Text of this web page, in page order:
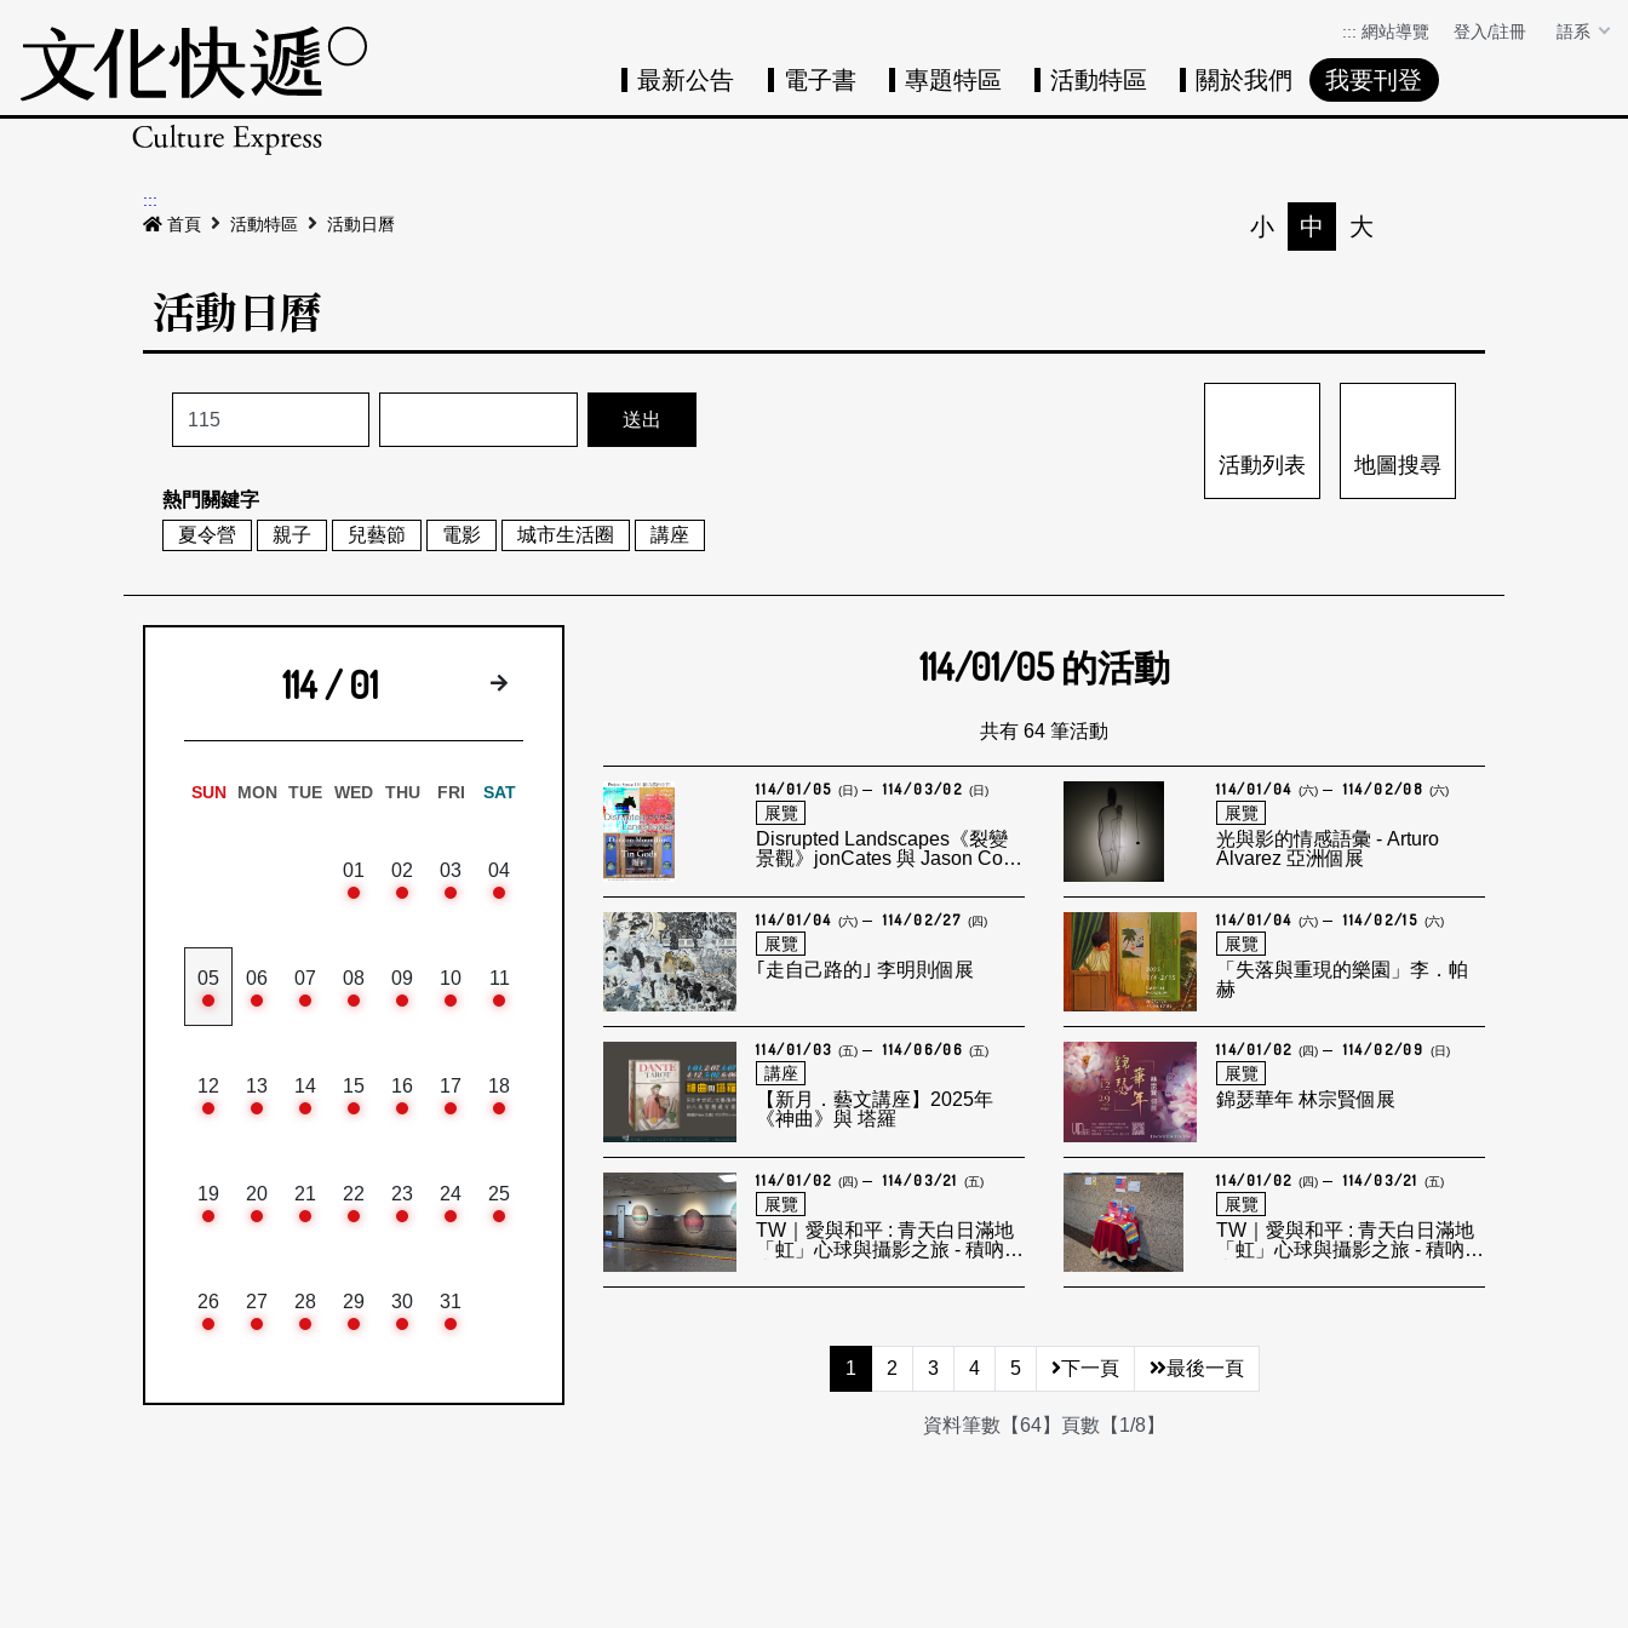
::: 網站導覽 登入/註冊 語系
最新公告 電子書 專題特區 活動特區 關於我們 我要刊登
:::
首頁
活動特區 活動日曆 小 中 大
活動日曆
熱門關鍵字
夏令營
親子 兒藝節 電影 城市生活圈 講座
活動列表 地圖搜尋
114 / 01 下個月
SUN MON TUE WED THU FRI SAT
01 02 03 04
05 06 07 08 09 10 11
12 13 14 15 16 17 18
19 20 21 22 23 24 25
26 27 28 29 30 31
114/01/05的活動
共有 64 筆活動
114/01/05 (日) 114/03/02 (日)
展覽
Disrupted Landscapes《裂變
景觀》jonCates 與 Jason Cole
show；Tin Gods《錫神》
Duncan Mountford個展 Solo
show
114/01/04 (六) 114/02/08 (六)
展覽
光與影的情感語彙 - Arturo
Álvarez 亞洲個展
114/01/04 (六) 114/02/27 (四)
展覽
｢走自己路的｣ 李明則個展
114/01/04 (六) 114/02/15 (六)
展覽
「失落與重現的樂園」李．帕
赫
114/01/03 (五) 114/06/06 (五)
講座
【新月．藝文講座】2025年
《神曲》與 塔羅
114/01/02 (四) 114/02/09 (日)
展覽
錦瑟華年 林宗賢個展
114/01/02 (四) 114/03/21 (五)
展覽
TW｜愛與和平 : 青天白日滿地
「虹」心球與攝影之旅 - 積吶虹
114/01/02 (四) 114/03/21 (五)
展覽
TW｜愛與和平 : 青天白日滿地
「虹」心球與攝影之旅 - 積吶虹
1 2 3 4 5 下一頁 最後一頁
資料筆數【64】頁數【1/8】